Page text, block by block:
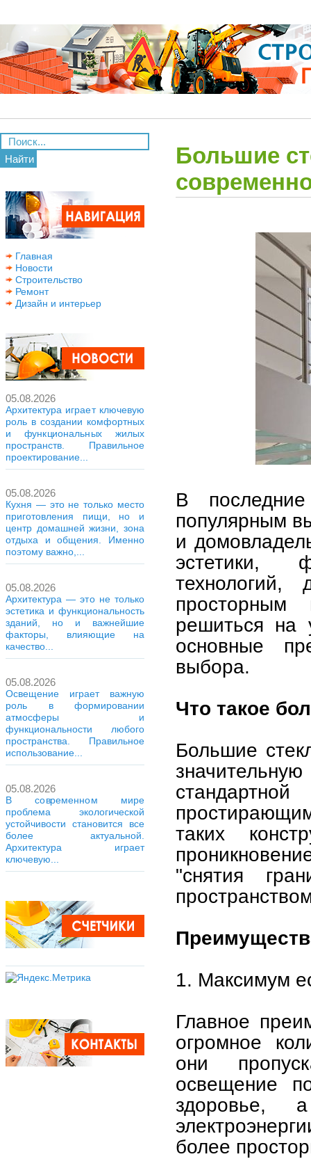
Найти
Главная
Новости
Строительство
Ремонт
Дизайн и интерьер
05.08.2026
Архитектура играет ключевую
роль в создании комфортных
и функциональных жилых
пространств. Правильное
проектирование...
05.08.2026
Кухня — это не только место
приготовления пищи, но и
центр домашней жизни, зона
отдыха и общения. Именно
поэтому важно,...
05.08.2026
Архитектура — это не только
эстетика и функциональность
зданий, но и важнейшие
факторы, влияющие на
качество...
05.08.2026
Освещение играет важную
роль в формировании
атмосферы и
функциональности любого
пространства. Правильное
использование...
05.08.2026
В современном мире
проблема экологической
устойчивости становится все
более актуальной.
Архитектура играет
ключевую...
Большие
В
популярным
и
эстетики,
технологий,
решиться на
основные
выбора.
Что такое
Большие
таких
"снятия
1. Максимум
Главное
огромное
они
освещение
здоровье,
более